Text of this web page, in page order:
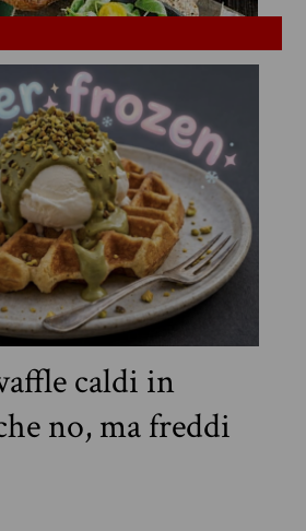
caldi in
no, ma freddi